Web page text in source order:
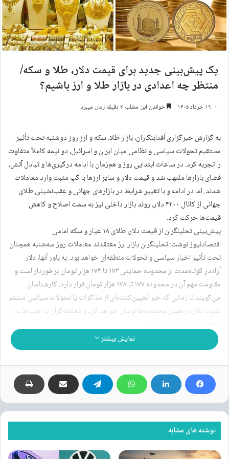
یک پیش‌بینی جدید برای قیمت دلار، طلا و سکه/
منتظر چه اعدادی در بازار طلا و ارز باشیم؟
۱۹ خرداد ۱۴۰۵ خواندن این مطلب ۲ دقیقه زمان میبرد
به گزارش خبرگزاری آفتابنگاران، بازار طلا، سکه و ارز روز دوشنبه تحت تأثیر
مستقیم تحولات سیاسی و نظامی میان ایران و اسرائیل، دو نیمه کاملاً متفاوت
را تجربه کرد. در ساعات ابتدایی روز و هم‌زمان با ادامه درگیری‌ها و تبادل آتش،
فضای بازارها ملتهب شد و قیمت دلار و سایر ارزها با گپ مثبت وارد معاملات
شدند. اما در ادامه و با تغییر شرایط در بازارهای جهانی و عقب‌نشینی طلای
جهانی از کانال ۴۳۰۰ دلار، روند بازار داخلی نیز به سمت اصلاح و کاهش
قیمت‌ها حرکت کرد.
پیش‌بینی تحلیلگران از قیمت دلار، طلای ۱۸ عیار و سکه امامی
اقتصادنیوز نوشت: تحلیلگران بازار ارز معتقدند معاملات روز سه‌شنبه همچنان
تحت تأثیر اخبار سیاسی و تحولات منطقه‌ای خواهد بود. به باور آنها، دلار
آزاددر کوتاه‌مدت از محدوده حمایتی ۱۷۳ تا ۱۷۴ هزار تومان برخوردار است و
مقاومت مهم آن در محدوده ۱۷۷ تا ۱۷۸ هزار تومان قرار دارد. کارشناسان
می‌گویند تا زمانی که خبر تعیین‌کننده‌ای از مذاکرات یا تحولات سیاسی منتشر
نشود، دلار در همین محدوده‌ها نوسان خواهد کرد و معامله‌گران با احتیاط به
از نگاه فعالان بازار، در صورت تشدید تنش‌های منطقه‌ای یا انتشار اخبار منفی از
روند مذاکرات، احتمال عبور دلار از مقاومت ۱۷۸ هزار تومانی وجود دارد. در
این سناریو، حرکت قیمت به سمت محدوده ۱۷۹ هزار تومان و حتی ورود به
کریدور ۱۸۰ هزار تومانی دور از انتظار نخواهد بود. در مقابل، کاهش تنش‌ها و
انتشار سیگنال‌های مثبت سیاسی می‌تواند زمینه بازگشت نرخ به محدوده ۱۷۵
تا ۱۷۶ هزار تومان را فراهم کند.
متغیر اصلی یعنی نرخ دلار و روند اونس جهانی وابسته خواهد بود. به گفته
آنها، محدوده ۱۷ میلیون و ۹۰۰ هزار تا ۱۸ میلیون تومان مهم‌ترین حمایت
نمایش بیشتر
نوشته های مشابه